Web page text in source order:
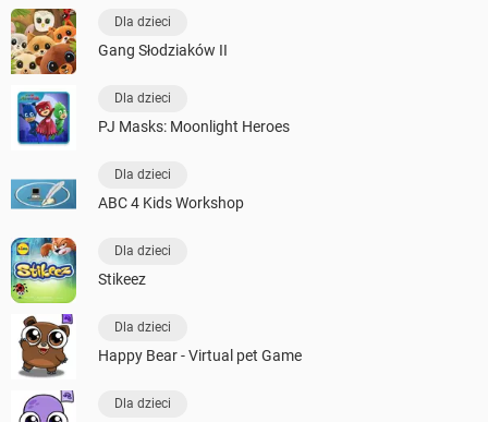
Dla dzieci
Gang Słodziaków II
Dla dzieci
PJ Masks: Moonlight Heroes
Dla dzieci
ABC 4 Kids Workshop
Dla dzieci
Stikeez
Dla dzieci
Happy Bear - Virtual pet Game
Dla dzieci